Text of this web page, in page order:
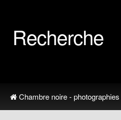
Recherche
Chambre noire - photographies